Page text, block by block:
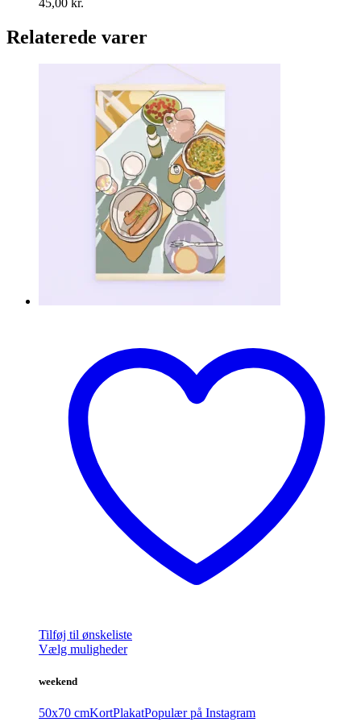
Relaterede varer
Tilføj til ønskeliste
Vælg mulighederDette
varianter.
weekend
50x70 cmKortPlakatPopulær på Instagram